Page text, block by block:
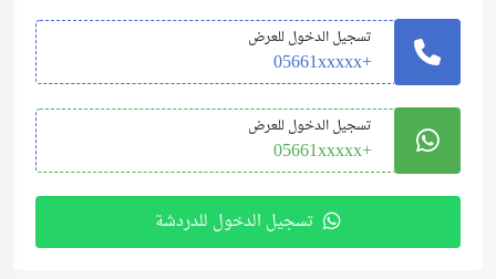
تسجيل الدخول للعرض
+05661xxxxx
تسجيل الدخول للعرض
+05661xxxxx
تسجيل الدخول للدردشة